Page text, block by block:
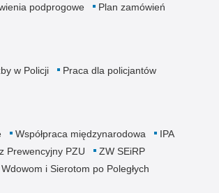
podprogowe
Plan zamówień
w Policji
Praca dla policjantów
Współpraca międzynarodowa
IPA
Prewencyjny PZU
ZW SEiRP
i Sierotom po Poległych